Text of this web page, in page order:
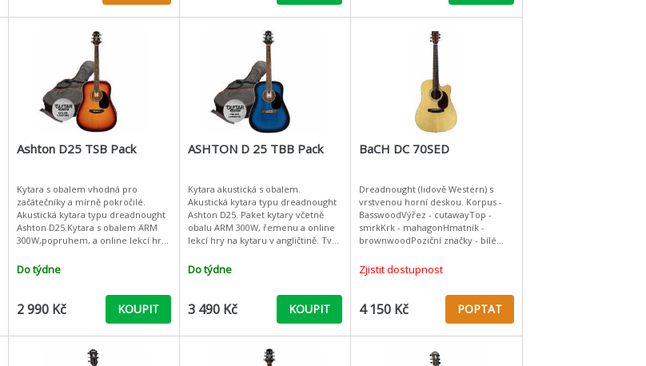
Ashton D25 TSB Pack
Kytara s obalem vhodná pro
začátečníky a mírně pokročilé.
Akustická kytara typu dreadnought
Ashton D25.Kytara s obalem ARM
300W,popruhem, a online lekcí hry
Do týdne
2 990 Kč KOUPIT
ASHTON D 25 TBB Pack
Kytara akustická s obalem.
Akustická kytara typu dreadnought
Ashton D25. Paket kytary včetně
obalu ARM 300W, řemenu a online
lekcí hry na kytaru v angličtině. Tvar
deska, luby a
Do týdne
3 490 Kč KOUPIT
BaCH DC 70SED
Dreadnought (lidově Western) s
vrstvenou horní deskou. Korpus -
BasswoodVýřez - cutawayTop -
smrkKrk - mahagonHmatník -
brownwoodPoziční značky - bílé
kobylkový pražec - kost bíláŠířka
nut
Zjistit dostupnost
4 150 Kč POPTAT